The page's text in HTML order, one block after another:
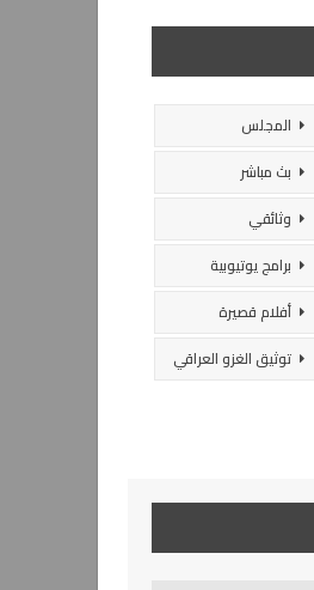
المجلس
بث مباشر
وثائقي
برامج يوتيوبية
أفلام قصيرة
توثيق الغزو العراقي